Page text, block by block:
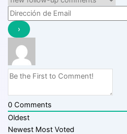
0Comments
Oldest
Newest Most Voted